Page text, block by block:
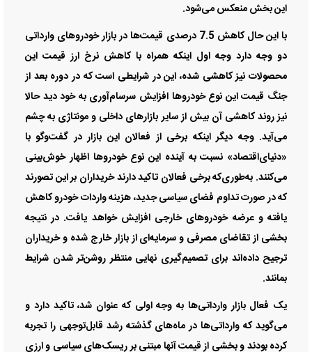
این بخش منعکس می‌شود.
با این حال کاهش 7.5 درصدی قیمت‌ها در بازار خودرو‌های وارداتی
دو وجه دارد وجه اول اینکه همراه با کاهش نرخ ارز قیمت این
محصولات نیز کاهشی شده، این در شرایطی است که در دوره بعد از
جنگ قیمت این نوع خودرو‌ها افزایش سرسام‌آوری به خود دید حالا
نیز روند کاهشی آن بیش از سایر بازار‌های داخلی و مونتاژی به چشم
می‌آید. وجه دیگر اینکه برخی از فعالان این بازار در گفت‌و‌گو با
«دنیای‌اقتصاد» نسبت به آینده این نوع خودرو‌ها اظهار خوش‌بینی
می‌کنند. به‌طوری‌که برخی فعالان تاکید دارند خریداران بر این تصورند
که در صورت تداوم فضای سیاسی جدید، هزینه واردات خودرو کاهش
یافته و عرضه خودرو‌های خارجی افزایش خواهد یافت. در نتیجه
بخشی از تقاضای مصرفی و سرمایه‌ای از بازار خارج شده و خریداران
ترجیح داده‌اند برای تصمیم‌گیری نهایی منتظر روشن‌تر شدن شرایط
بمانند.
یک فعال بازار وارداتی‌ها به وجه اولی که عنوان شد، تاکید دارد و
می‌گوید که وارداتی‌ها در ماه‌های گذشته رشد قابل‌توجهی را تجربه
کرده بودند و بخشی از قیمت آنها مبتنی بر ریسک‌های سیاسی و ارزی